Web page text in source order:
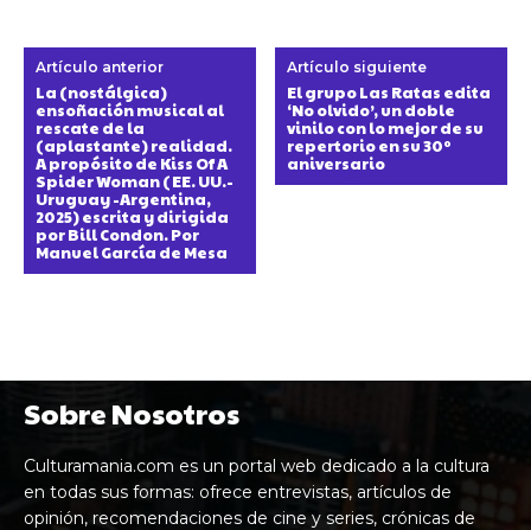
Artículo anterior
La (nostálgica)
ensoñación musical al
rescate de la
(aplastante) realidad.
A propósito de Kiss Of A
Spider Woman (EE. UU.-
Uruguay -Argentina,
2025) escrita y dirigida
por Bill Condon. Por
Manuel García de Mesa
Artículo siguiente
El grupo Las Ratas edita
‘No olvido’, un doble
vinilo con lo mejor de su
repertorio en su 30º
aniversario
Sobre Nosotros
Culturamania.com es un portal web dedicado a la cultura
en todas sus formas: ofrece entrevistas, artículos de
opinión, recomendaciones de cine y series, crónicas de